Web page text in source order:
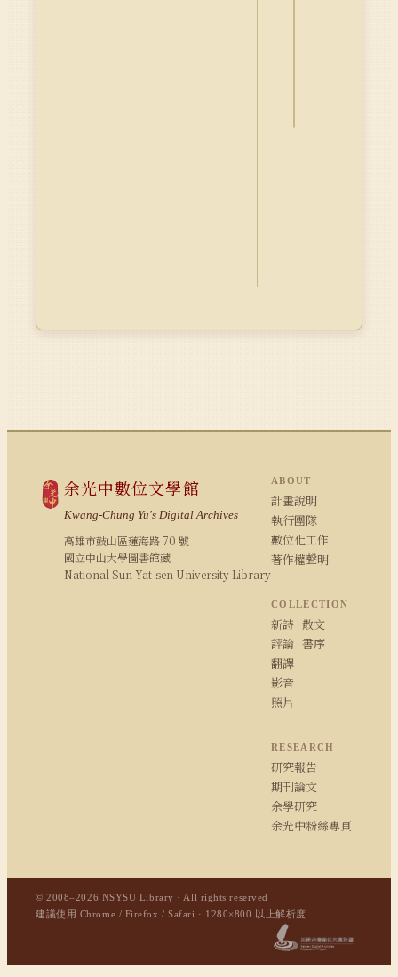
余光中數位文學館
Kwang-Chung Yu's Digital Archives
高雄市鼓山區蓮海路 70 號
國立中山大學圖書館藏
National Sun Yat-sen University Library
ABOUT
計畫說明
執行團隊
數位化工作
著作權聲明
COLLECTION
新詩 · 散文
評論 · 書序
翻譯
影音
照片
RESEARCH
研究報告
期刊論文
余學研究
余光中粉絲專頁
© 2008–2026 NSYSU Library · All rights reserved
建議使用 Chrome / Firefox / Safari · 1280×800 以上解析度